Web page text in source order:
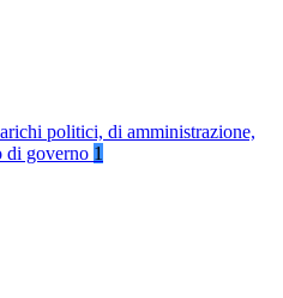
politici, di amministrazione,
di governo 1